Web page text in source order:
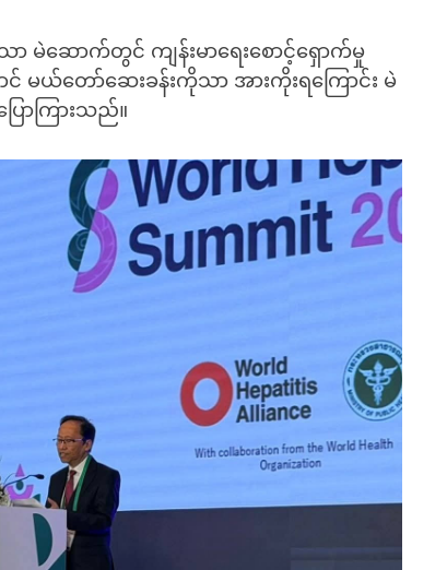
မဲဆောက်တွင် ကျန်းမာရေးစောင့်ရှောက်မှု
ယ်တော်ဆေးခန်းကိုသာ အားကိုးရကြောင်း မဲ
ာကြားသည်။